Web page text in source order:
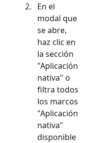
En el
modal que
se abre,
haz clic en
la sección
"Aplicación
nativa" o
filtra todos
los marcos
"Aplicación
nativa"
disponible